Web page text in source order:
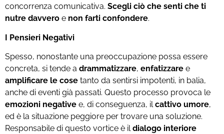
concorrenza comunicativa. Scegli ciò che senti che ti
nutre davvero e non farti confondere.
I Pensieri Negativi
Spesso, nonostante una preoccupazione possa essere
concreta, si tende a drammatizzare, enfatizzare e
amplificare le cose tanto da sentirsi impotenti, in balia,
anche di eventi già passati. Questo processo provoca le
emozioni negative e, di conseguenza, ilcattivo umore,
ed è la situazione peggiore per trovare una soluzione.
Responsabile di questo vortice è ildialogo interiore